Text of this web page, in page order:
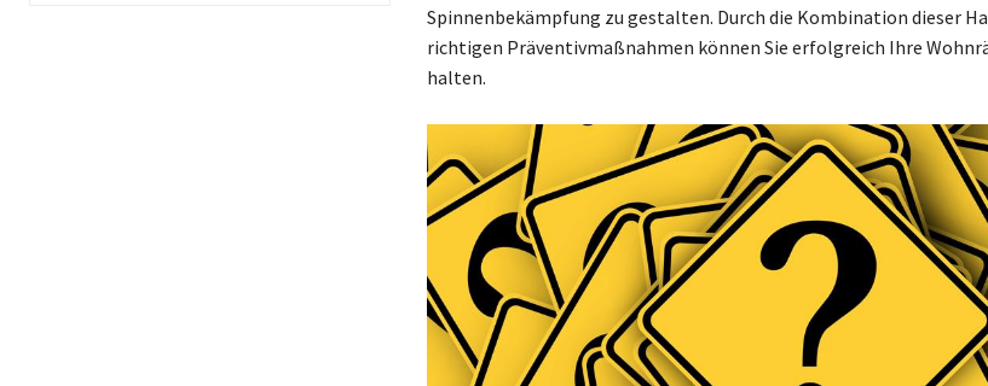
Spinnenbekämpfung zu gestalten. Durch die Kombination dieser
richtigen Präventivmaßnahmen können Sie erfolgreich Ihre
halten.